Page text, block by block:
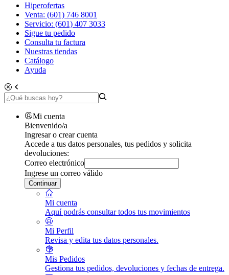
Hiperofertas
Venta: (601) 746 8001
Servicio: (601) 407 3033
Sigue tu pedido
Consulta tu factura
Nuestras tiendas
Catálogo
Ayuda
Mi cuenta
Bienvenido/a
Ingresar o crear cuenta
Accede a tus datos personales, tus pedidos y solicita
devoluciones:
Correo electrónico
Ingrese un correo válido
Continuar
Mi cuenta
Aquí podrás consultar todos tus movimientos
Mi Perfil
Revisa y edita tus datos personales.
Mis Pedidos
Gestiona tus pedidos, devoluciones y fechas de entrega.